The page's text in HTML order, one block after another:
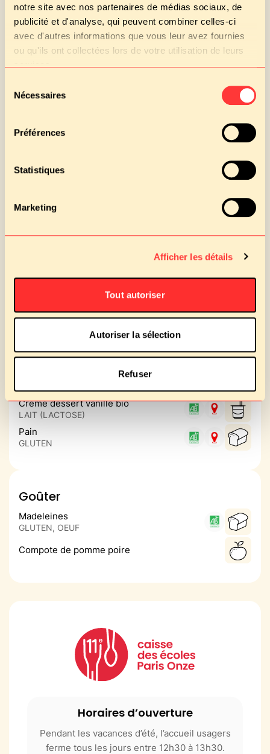
notre site avec nos partenaires de médias sociaux, de
publicité et d'analyse, qui peuvent combiner celles-ci
avec d'autres informations que vous leur avez fournies
ou qu'ils ont collectées lors de votre utilisation de leurs
services.
Nécessaires
Préférences
Statistiques
Marketing
Afficher les détails
Tout autoriser
Autoriser la sélection
Refuser
Pain
GLUTEN
Goûter
Pain de campagne tranché et
carré frais
Yaourt sucré bio
Déjeuner
FRUITS A COQUE, LAIT
(LACTOSE), MOUTARDE,
Sauté de dinde à la provençale
LAIT (LACTOSE)
Crème dessert vanille bio
LAIT (LACTOSE)
Pain
GLUTEN
Goûter
Madeleines
GLUTEN, OEUF
Compote de pomme poire
Horaires d’ouverture
Pendant les vacances d’été, l’accueil usagers
ferme tous les jours entre 12h30 à 13h30.